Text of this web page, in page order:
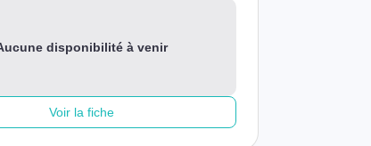
disponibilité à venir
Voir la fiche